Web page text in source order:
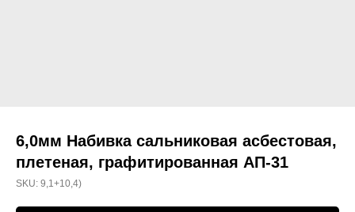
6,0мм Набивка сальниковая асбестовая,
плетеная, графитированная АП-31
SKU: 9,1+10,4)